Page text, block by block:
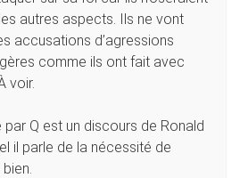
autres aspects. Ils ne vont
accusations d’agressions
comme ils ont fait avec
voir.
Q est un discours de Ronald
il parle de la nécessité de